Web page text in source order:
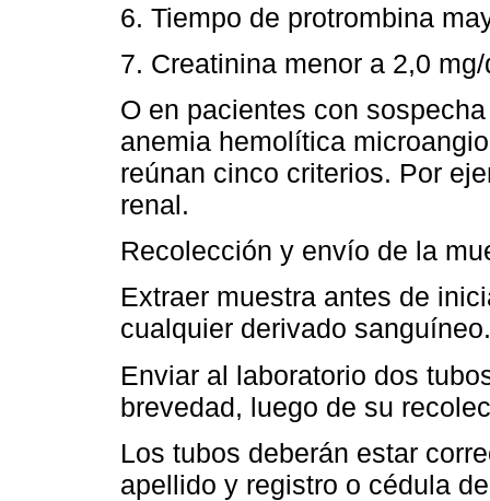
6. Tiempo de protrombina
7. Creatinina menor a 2,0
O en pacientes con
anemia hemolítica
reúnan cinco criterios. Por
renal.
Recolección y envío de la
Extraer muestra antes de
cualquier derivado sanguíneo.
Enviar al laboratorio dos
brevedad, luego de su
Los tubos deberán estar
apellido y registro o cédula